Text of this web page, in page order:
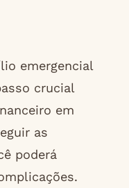
emergencial
crucial
em
as
poderá